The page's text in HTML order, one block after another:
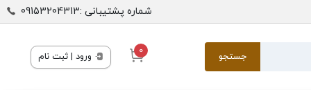
شماره پشتیبانی :09153204313
جستجو 0 ورود | ثبت نام